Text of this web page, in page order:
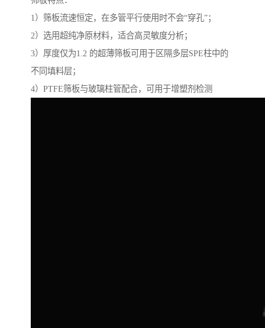
1）筛板流速恒定，在多管平行使用时不会“穿孔”；
2）选用超纯净原材料，适合高灵敏度分析；
3）厚度仅为1.2 的超薄筛板可用于区隔多层SPE柱中的
不同填料层；
4）PTFE筛板与玻璃柱管配合，可用于增塑剂检测